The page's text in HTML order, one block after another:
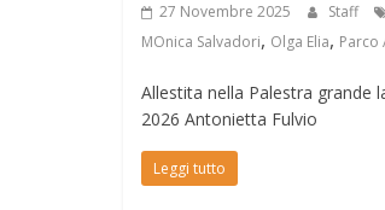
27 Novembre 2025 Staff
MOnica Salvadori, Olga Elia, Parco
Allestita nella Palestra grande
2026 Antonietta Fulvio
Leggi tutto